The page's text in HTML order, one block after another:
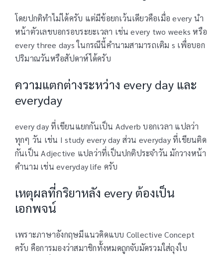
โดยปกติทำไม่ได้ครับ แต่มีข้อยกเว้นเดียวคือเมื่อ every นำ
หน้าตัวเลขบอกรอบระยะเวลา เช่น every two weeks หรือ
every three days ในกรณีนี้คำนามสามารถเติม s เพื่อบอก
ปริมาณวันหรือสัปดาห์ได้ครับ
ความแตกต่างระหว่าง every day และ
everyday
every day ที่เขียนแยกกันเป็น Adverb บอกเวลา แปลว่า
ทุกๆ วัน เช่น I study every day ส่วน everyday ที่เขียนติด
กันเป็น Adjective แปลว่าที่เป็นปกติประจำวัน มักวางหน้า
คำนาม เช่น everyday life ครับ
เหตุผลที่กริยาหลัง every ต้องเป็น
เอกพจน์
เพราะภาษาอังกฤษมีแนวคิดแบบ Collective Concept
ครับ คือการมองว่าสมาชิกทั้งหมดถูกจับมัดรวมใส่ถุงใบ